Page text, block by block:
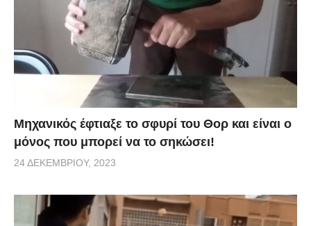
Μηχανικός έφτιαξε το σφυρί του Θορ και είναι ο
μόνος που μπορεί να το σηκώσει!
24 ΔΕΚΕΜΒΡΊΟΥ, 2023